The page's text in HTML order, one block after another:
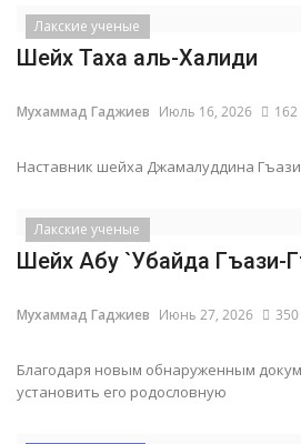
Новости Лакии
Обучение
Семья
История лакцев
Лакские ученые
Шейх Таха аль-Халиди
Мухаммад Гаджиев Июль 16, 2026 162
Наставник шейха Джамалуддина
Лакские ученые
Шейх Абу `Убайда Гъази-
Мухаммад Гаджиев Июнь 27, 2026 350
Благодаря новым обнаруженным
установить его родословную